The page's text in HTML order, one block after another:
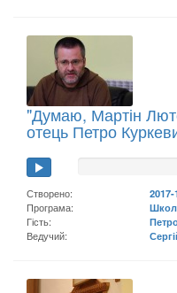
"Думаю, Мартін
отець Петро
Створено:
Програма:
Гість:
Ведучий: